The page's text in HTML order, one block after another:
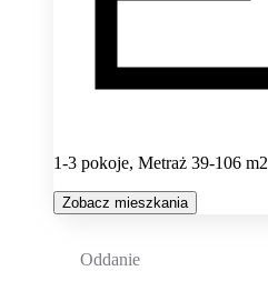
1-3 pokoje, Metraż 39-106 m2
Zobacz mieszkania
Oddanie